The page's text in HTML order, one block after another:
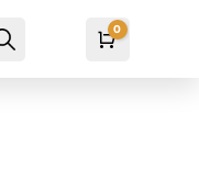
Carro
0